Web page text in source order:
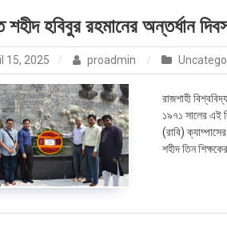
শহীদ হবিবুর রহমানের অন্তর্ধান
15, 2025 proadmin
রাজশাহী
১৯৭১ সালের এই
(রাবি)
শহীদ তিন